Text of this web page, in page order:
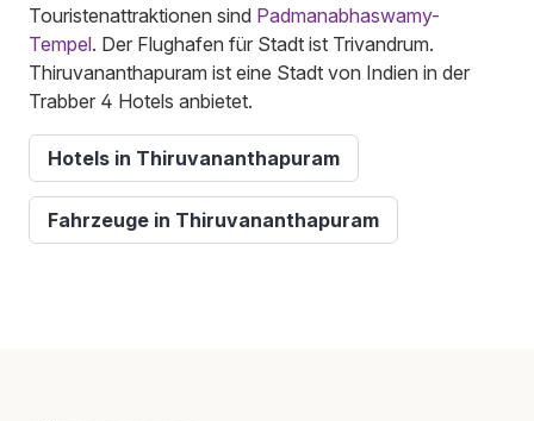
Touristenattraktionen sind Padmanabhaswamy-
Tempel. Der Flughafen für Stadt ist Trivandrum.
Thiruvananthapuram ist eine Stadt von Indien in der
Trabber 4 Hotels anbietet.
Hotels in Thiruvananthapuram
Fahrzeuge in Thiruvananthapuram